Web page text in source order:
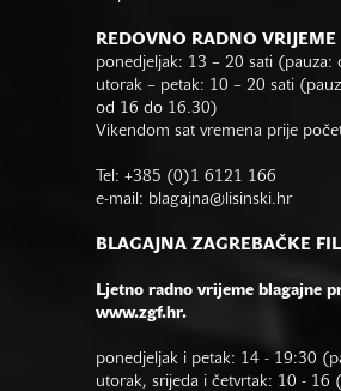
REDOVNO RADNO VRIJEME
ponedjeljak: 13 – 20 sati
utorak – petak: 10 – 20 sati
od 16 do 16.30)
Vikendom sat vremena prije
Tel: +385 (0)1 6121 166
e-mail: blagajna@lisinski.hr
BLAGAJNA ZAGREBAČKE
Ljetno radno vrijeme blagajne
www.zgf.hr.
ponedjeljak i petak: 14 - 19:30
utorak, srijeda i četvrtak: 10 - 16